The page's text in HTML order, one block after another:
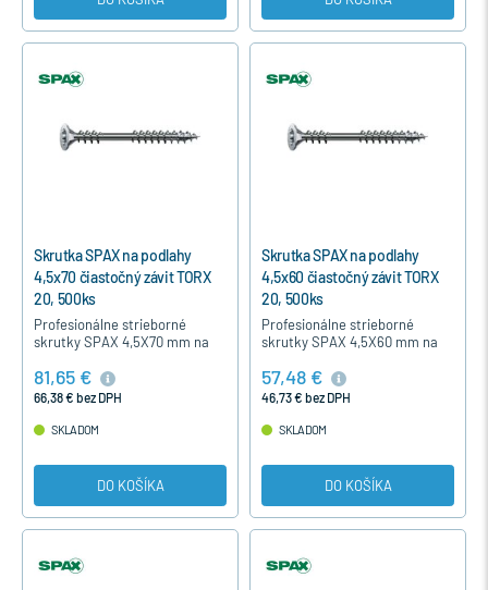
Skrutka SPAX na podlahy
4,5x70 čiastočný závit TORX
20, 500ks
Profesionálne strieborné
skrutky SPAX 4,5X70 mm na
OSB dosiek s Torx hviezdicovou
zapustenou hlavou a…
81,65 €
66,38 € bez DPH
SKLADOM
DO KOŠÍKA
Skrutka SPAX na podlahy
4,5x60 čiastočný závit TORX
20, 500ks
Profesionálne strieborné
skrutky SPAX 4,5X60 mm na
OSB dosiek s Torx hviezdicovou
zapustenou hlavou a…
57,48 €
46,73 € bez DPH
SKLADOM
DO KOŠÍKA